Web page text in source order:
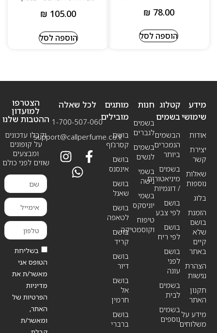
₪ 78.00
הוספה לסל
₪ 105.00
הוספה לסל
מידע
שימושי
אודות
יצירת
קשר
שאלות
נוספות
בלוג
הזמנת
בושם
שלא
קיים
באתר
הצהרת
נגישות
תקנון
האתר
מידע על
משלוחים
חנות
בשמים
לגברים
בשמים
לנשים
בשמי
נישה
בשמי
יוניסקס
טיפוח
וקוסמטיקה
קטלוג
בשמים
הבשמים
הנמכרים
ביותר
בשמים
מיניאטורים
/ דוגמיות
בושם
לפי צבע
בושם
לפי ריח
בושם
לפני
עונה
בשמים
לבית
בשמים
נוספים
מותגים
מובילים
בושם
קסרג’וף
בושם
אינסנס
בושם
שאנל
בושם
לטאפה
בושם
קריד
בושם
דיור
בושם
אל
חרמין
בושם
ברברי
לכל שאלה
1-700-507-060
support@callperfume.co.il
הצטרפו
למועדון
ההטבות שלנו
וקבלו עדכונים
על קופונים
ומבצעים
שווים לפני כולם
בשליחת
הטופס אני
מאשר/ת את
מדיניות
הפרטיות של
האתר,
ומאשר/ת